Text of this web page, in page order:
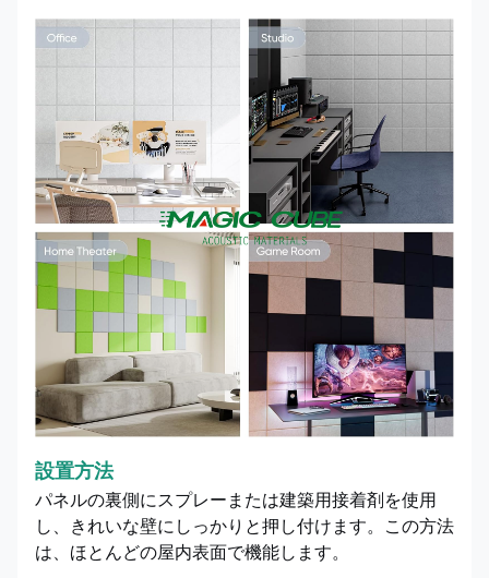
設置方法
パネルの裏側にスプレーまたは建築用接着剤を使用
し、きれいな壁にしっかりと押し付けます。この方法
は、ほとんどの屋内表面で機能します。